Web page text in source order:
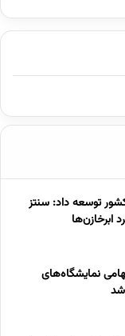
توسعه داد: سنتز
ابرخازن‌ها
نمایشگاه‌های
شد